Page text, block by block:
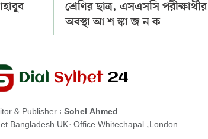
শ্রেণির ছাত্র, এসএসসি পরীক্ষার্থীর
অবস্থা আ শ ঙ্কা জ ন ক
& Publisher : Sohel Ahmed
Bangladesh UK- Office Whitechapal ,London